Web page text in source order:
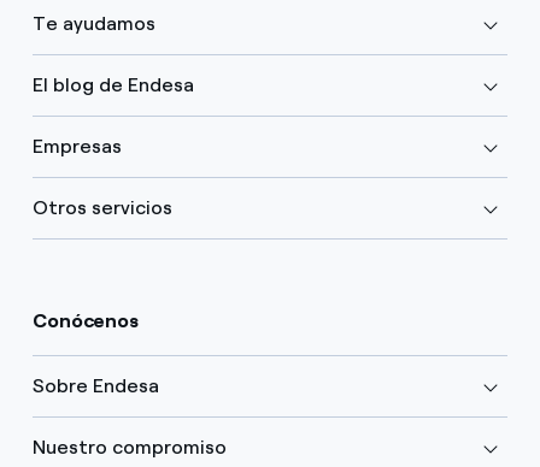
Te ayudamos
El blog de Endesa
Empresas
Otros servicios
Conócenos
Sobre Endesa
Nuestro compromiso